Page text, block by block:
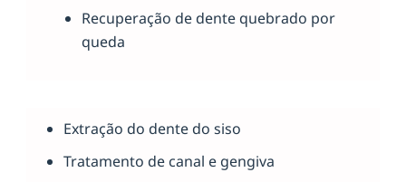
Recuperação de dente quebrado por
queda
Extração do dente do siso
Tratamento de canal e gengiva